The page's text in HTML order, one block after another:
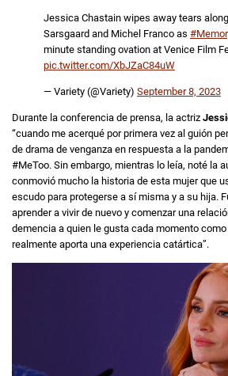
Jessica Chastain wipes away tears
Sarsgaard and Michel Franco as
minute standing ovation at Venice Film
pic.twitter.com/XbJZaC84uW
— Variety (@Variety) September 8, 2023
Durante la conferencia de prensa, la actriz
“cuando me acerqué por primera vez al guión
de drama de venganza en respuesta a la
#MeToo. Sin embargo, mientras lo leía, noté la
conmovió mucho la historia de esta mujer que
escudo para protegerse a sí misma y a su hija.
aprender a vivir de nuevo y comenzar una
demencia a quien le gusta cada momento
realmente aporta una experiencia catártica”.